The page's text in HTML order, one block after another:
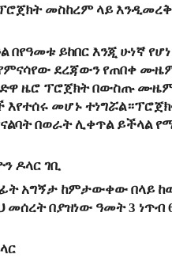
መስከረም ላይ
በየዓመቱ ይከበር እንጂ ሁነኛ
ደረጃውን የጠበቀ
ዜሮ ፕሮጀክት በውስጡ
እየተሰሩ መሆኑ
በወራት ሊቀጥል ይችላል
ዶላር ገቢ
አግኝታ ከምታውቀው በላይ
መሰረት በያዝነው ዓመት 3